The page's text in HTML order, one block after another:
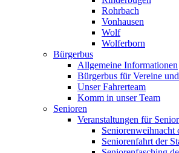
Rohrbach
Vonhausen
Wolf
Wolferborn
Bürgerbus
Allgemeine Informationen
Bürgerbus für Vereine
Unser Fahrerteam
Komm in unser Team
Senioren
Veranstaltungen für
Seniorenweihnacht
Seniorenfahrt der